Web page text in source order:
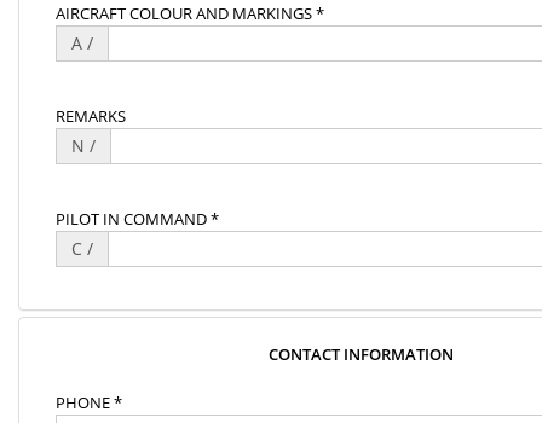
AIRCRAFT COLOUR AND MARKINGS *
A /
REMARKS
N /
PILOT IN COMMAND *
C /
CONTACT INFORMATION
PHONE *